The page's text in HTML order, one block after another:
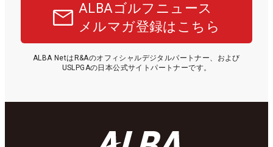
ALBAゴルフニュース
メルマガ登録はこちら
ALBA NetはR&Aのオフィシャルデジタルパートナー、および
USLPGAの日本公式サイトパートナーです。